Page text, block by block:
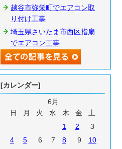
越谷市弥栄町でエアコン取
り付け工事
埼玉県さいたま市西区指扇
でエアコン工事
[カレンダー]
6月
日
月 火 水 木 金
土
1
2
3
4
5 6 7 8 9
10